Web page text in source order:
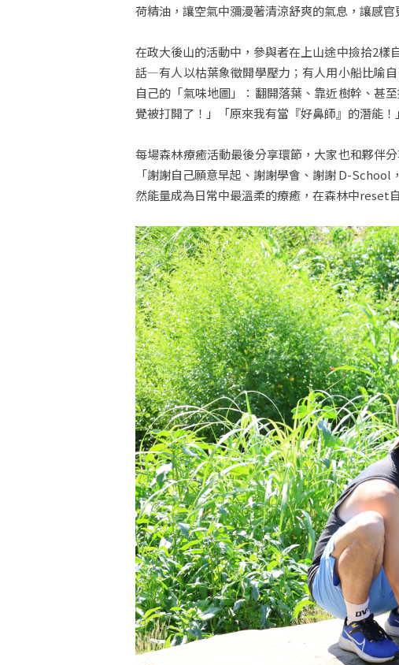
荷精油，讓空氣中瀰漫著清涼舒爽的氣息，讓感官
在政大後山的活動中，參與者在上山途中撿拾2
話—有人以枯葉象徵開學壓力；有人用小船比喻
自己的「氣味地圖」：翻開落葉、靠近樹幹、甚
覺被打開了！」「原來我有當『好鼻師』的潛能！」
每場森林療癒活動最後分享環節，大家也和夥伴
「謝謝自己願意早起、謝謝學會、謝謝 D-
然能量成為日常中最溫柔的療癒，在森林中reset